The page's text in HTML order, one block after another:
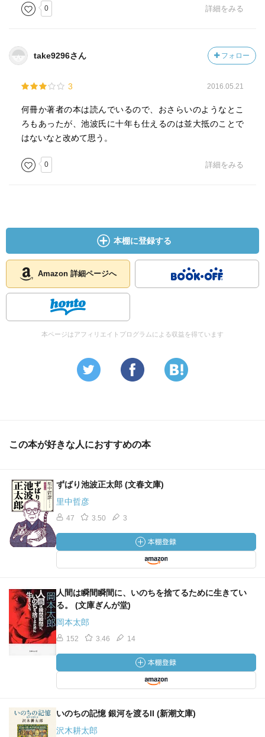
0 詳細をみる
take9296さん フォロー
3 2016.05.21
何冊か著者の本は読んでいるので、おさらいのようなとこ
ろもあったが、池波氏に十年も仕えるのは並大抵のことで
はないなと改めて思う。
0 詳細をみる
本棚に登録する
Amazon 詳細ページへ
本ページはアフィリエイトプログラムによる収益を得ています
この本が好きな人におすすめの本
ずばり池波正太郎 (文春文庫)
里中哲彦
47 3.50 3
人間は瞬間瞬間に、いのちを捨てるために生きてい
る。 (文庫ぎんが堂)
岡本太郎
152 3.46 14
いのちの記憶 銀河を渡るII (新潮文庫)
沢木耕太郎